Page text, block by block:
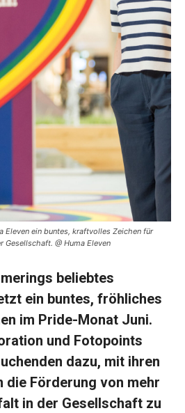
Eleven ein buntes, kraftvolles Zeichen für
Gesellschaft. @ Huma Eleven
beliebtes
ein buntes, fröhliches
im Pride-Monat Juni.
und Fotopoints
dazu, mit ihren
die Förderung von mehr
in der Gesellschaft zu